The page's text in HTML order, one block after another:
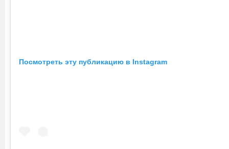
Посмотреть эту публикацию в Instagram